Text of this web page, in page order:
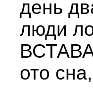
день
люди
ото